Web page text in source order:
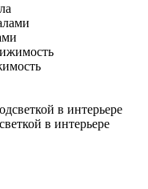
в интерьере